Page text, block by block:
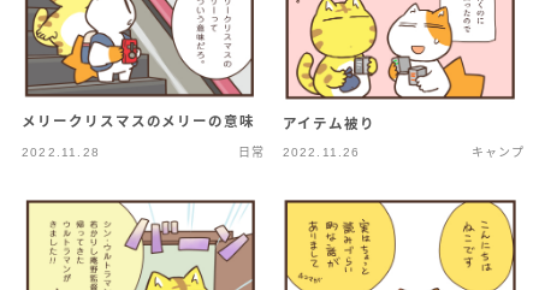
メリークリスマスのメリーの意味
2022.11.28 日常
アイテム被り
2022.11.26 キャンプ